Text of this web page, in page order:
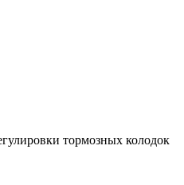
тормозных колодок